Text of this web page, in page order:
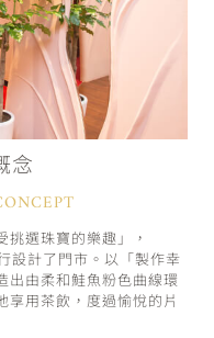
念
挑選珠寶的樂趣」，
設計了門市。以「製作幸
出由柔和鮭魚粉色曲線環
用茶飲，度過愉悅的片